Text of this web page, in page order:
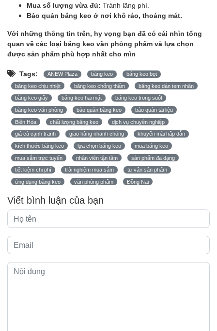
Mua số lượng vừa đủ: Tránh lãng phí.
Bảo quản băng keo ở nơi khô ráo, thoáng mát.
Với những thông tin trên, hy vọng bạn đã có cái nhìn tổng
quan về các loại băng keo văn phòng phẩm và lựa chọn
được sản phẩm phù hợp nhất cho mìn
Tags: ANEW Plaza băng keo băng keo bọt
băng keo chịu nhiệt băng keo chống thấm băng keo dán tem nhãn
băng keo giấy băng keo hai mặt băng keo trong suốt
băng keo văn phòng bảo quản băng keo bảo quản tài liệu
Biên Hòa chất lượng băng keo dịch vụ chuyên nghiệp
giá cả cạnh tranh giao hàng nhanh chóng khuyến mãi hấp dẫn
kích thước băng keo lựa chọn băng keo mua băng keo
mua sắm trực tuyến nhân viên tận tâm sản phẩm đa dạng
tiết kiệm chi phí trải nghiệm mua sắm tư vấn sản phẩm
ứng dụng băng keo văn phòng phẩm Đồng Nai
Viết bình luận của bạn